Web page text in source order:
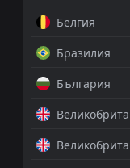
Белгия
Бразилия
България